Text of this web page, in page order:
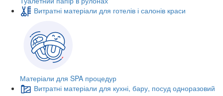
Витратні матеріали для готелів і салонів краси
Матеріали для SPA процедур
Витратні матеріали для кухні, бару, посуд одноразовий